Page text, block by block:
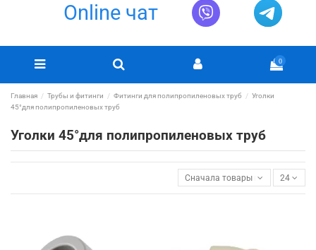
Online чат
0
Главная Трубы и фитинги Фитинги для полипропиленовых труб
Уголки
45°для полипропиленовых труб
Уголки 45°для полипропиленовых труб
Сначала товары в наличии
24